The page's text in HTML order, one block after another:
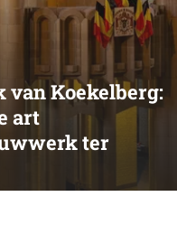
van Koekelberg:
art
ter